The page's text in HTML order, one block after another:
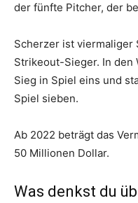
der fünfte Pitcher, der
Scherzer ist viermaliger
Strikeout-Sieger. In den
Sieg in Spiel eins und
Spiel sieben.
Ab 2022 beträgt das
50 Millionen Dollar.
Was denkst du